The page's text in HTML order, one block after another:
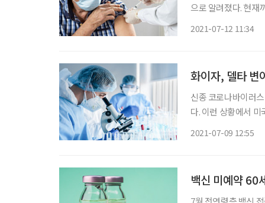
으로 알려졌다. 현재까지는 건
2021-07-12 11:34
화이자, 델타 변
신종 코로나바이러
다. 이런 상황에서
2021-07-09 12:55
백신 미예약 60